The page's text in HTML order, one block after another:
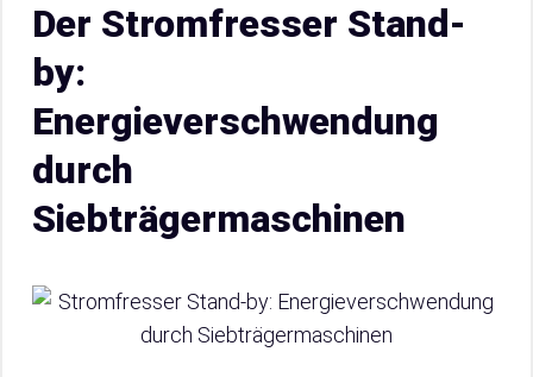
Der Stromfresser Stand-
by:
Energieverschwendung
durch
Siebträgermaschinen